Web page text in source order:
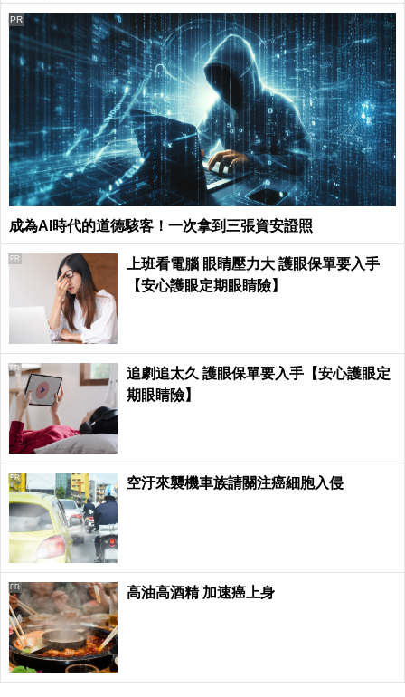
成為AI時代的道德駭客！一次拿到三張資安證照
PR
上班看電腦 眼睛壓力大 護眼保單要入手
【安心護眼定期眼睛險】
PR
追劇追太久 護眼保單要入手【安心護眼定
期眼睛險】
PR
空汙來襲機車族請關注癌細胞入侵
PR
高油高酒精 加速癌上身
PR